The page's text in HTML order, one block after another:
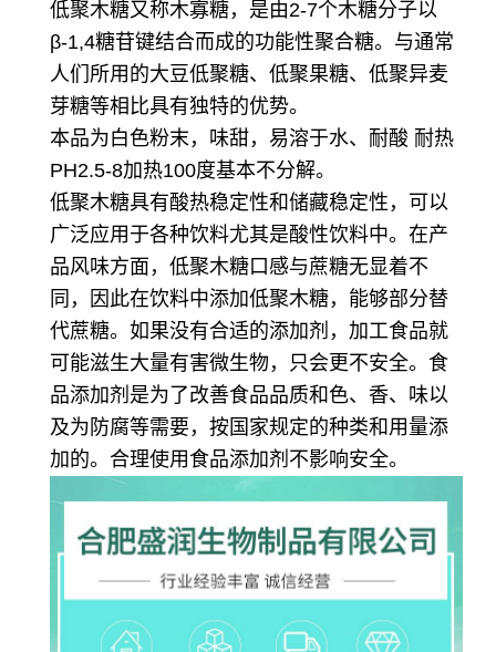
低聚木糖又称木寡糖，是由2-7个木糖分子以
β-1,4糖苷键结合而成的功能性聚合糖。与通常
人们所用的大豆低聚糖、低聚果糖、低聚异麦
芽糖等相比具有独特的优势。
本品为白色粉末，味甜，易溶于水、耐酸 耐热
PH2.5-8加热100度基本不分解。
低聚木糖具有酸热稳定性和储藏稳定性，可以
广泛应用于各种饮料尤其是酸性饮料中。在产
品风味方面，低聚木糖口感与蔗糖无显着不
同，因此在饮料中添加低聚木糖，能够部分替
代蔗糖。如果没有合适的添加剂，加工食品就
可能滋生大量有害微生物，只会更不安全。食
品添加剂是为了改善食品品质和色、香、味以
及为防腐等需要，按国家规定的种类和用量添
加的。合理使用食品添加剂不影响安全。